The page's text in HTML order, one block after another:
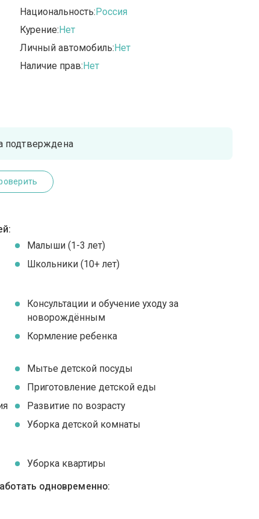
Национальность:Россия
Курение:Нет
Личный автомобиль:Нет
Наличие прав:Нет
подтверждена
Малыши (1-3 лет)
Школьники (10+ лет)
Консультации и обучение уходу за
новорождённым
Кормление ребенка
Мытье детской посуды
Приготовление детской еды
Развитие по возрасту
Уборка детской комнаты
Уборка квартиры
одновременно: